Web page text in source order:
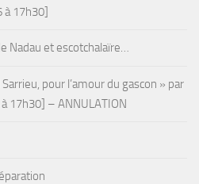
à 17h30]
Nadau et escotchalaïre…
pour l’amour du gascon » par
17h30] – ANNULATION